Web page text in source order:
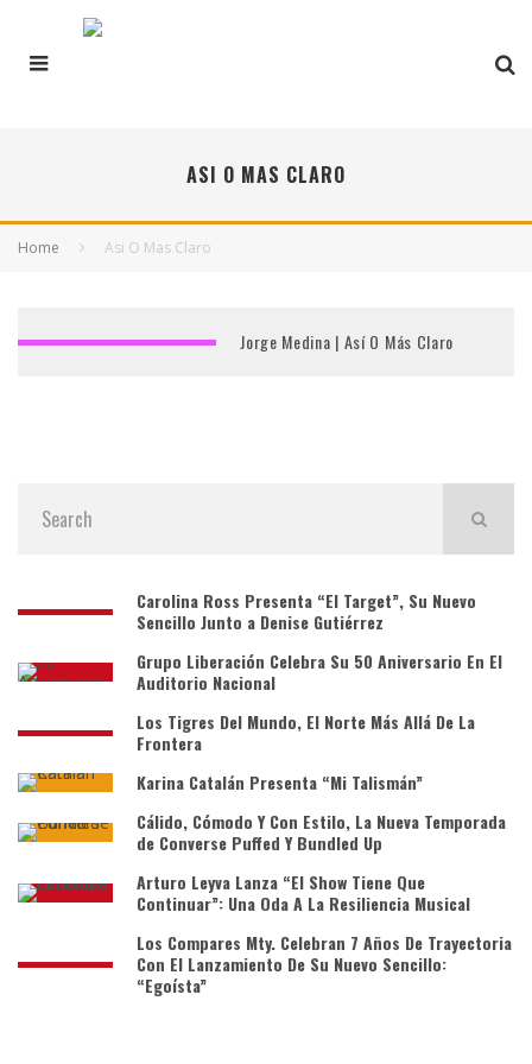
ASI O MAS CLARO
Home Asi O Mas Claro
Jorge Medina | Así O Más Claro
Carolina Ross Presenta “El Target”, Su Nuevo
Sencillo Junto a Denise Gutiérrez
Grupo Liberación Celebra Su 50 Aniversario En El
Auditorio Nacional
Los Tigres Del Mundo, El Norte Más Allá De La
Frontera
Karina Catalán Presenta “Mi Talismán”
Cálido, Cómodo Y Con Estilo, La Nueva Temporada
de Converse Puffed Y Bundled Up
Arturo Leyva Lanza “El Show Tiene Que
Continuar”: Una Oda A La Resiliencia Musical
Los Compares Mty. Celebran 7 Años De Trayectoria
Con El Lanzamiento De Su Nuevo Sencillo:
“Egoísta”